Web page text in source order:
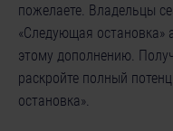
пожелаете. Владельцы
«Следующая остановка»
этому дополнению.
раскройте полный
остановка».